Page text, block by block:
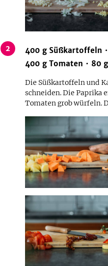
2 400 g Süßkartoffeln
400 g Tomaten 80 g
Die Süßkartoffeln und
schneiden. Die Paprika
Tomaten grob würfeln.